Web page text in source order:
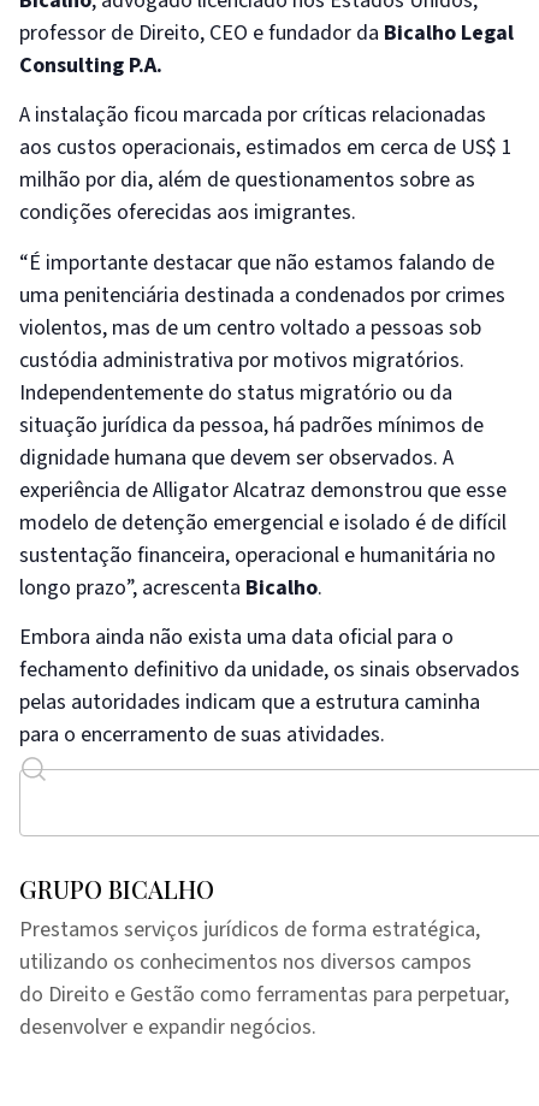
professor de Direito, CEO e fundador da Bicalho Legal
Consulting P.A.
A instalação ficou marcada por críticas relacionadas
aos custos operacionais, estimados em cerca de US$ 1
milhão por dia, além de questionamentos sobre as
condições oferecidas aos imigrantes.
“É importante destacar que não estamos falando de
uma penitenciária destinada a condenados por crimes
violentos, mas de um centro voltado a pessoas sob
custódia administrativa por motivos migratórios.
Independentemente do status migratório ou da
situação jurídica da pessoa, há padrões mínimos de
dignidade humana que devem ser observados. A
experiência de Alligator Alcatraz demonstrou que esse
modelo de detenção emergencial e isolado é de difícil
sustentação financeira, operacional e humanitária no
longo prazo”, acrescenta Bicalho.
Embora ainda não exista uma data oficial para o
fechamento definitivo da unidade, os sinais observados
pelas autoridades indicam que a estrutura caminha
para o encerramento de suas atividades.
GRUPO BICALHO
Prestamos serviços jurídicos de forma estratégica,
utilizando os conhecimentos nos diversos campos
do Direito e Gestão como ferramentas para perpetuar,
desenvolver e expandir negócios.